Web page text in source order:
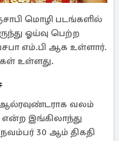
மொழி படங்களில்
ஓய்வு பெற்ற
எம்.பி ஆக உள்ளார்.
உள்ளது.
ஆல்ரவுண்டராக வலம்
இங்கிலாந்து
30 ஆம் திகதி